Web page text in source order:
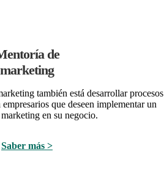
de
marketing
también está desarrollar procesos
que deseen implementar un
en su negocio.
Saber más >